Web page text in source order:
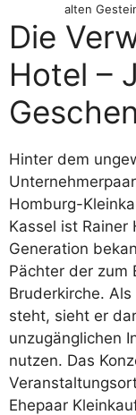
alten
Die
Hotel –
Hinter dem
Homburg-
Kassel ist Rainer
Generation
Pächter der zum
Bruderkirche.
steht, sieht er
unzugänglichen
nutzen. Das
Ehepaar